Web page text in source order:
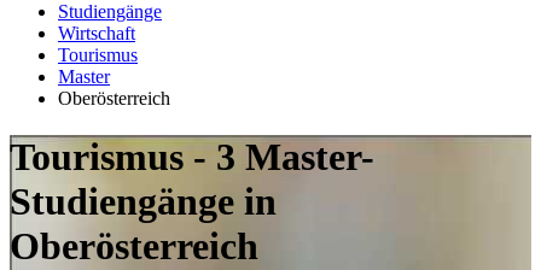
Studiengänge
Wirtschaft
Tourismus
Master
Oberösterreich
Tourismus - 3 Master-
Studiengänge in
Oberösterreich